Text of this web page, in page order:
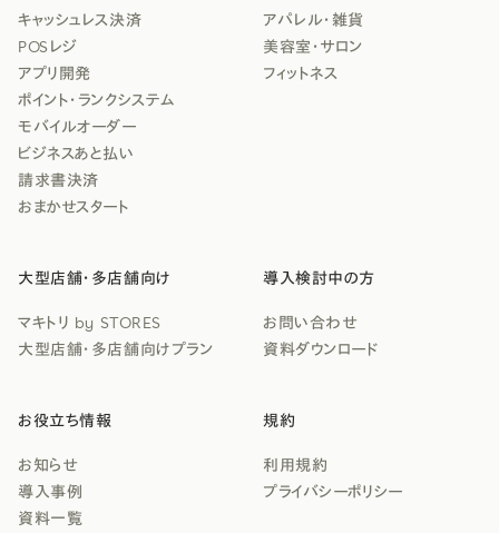
キャッシュレス決済
POSレジ
アプリ開発
ポイント・ランクシステム
モバイルオーダー
ビジネスあと払い
請求書決済
おまかせスタート
アパレル・雑貨
美容室・サロン
フィットネス
大型店舗・多店舗向け
マキトリ by STORES
大型店舗・多店舗向けプラン
お役立ち情報
お知らせ
導入事例
資料一覧
導入検討中の方
お問い合わせ
資料ダウンロード
規約
利用規約
プライバシーポリシー